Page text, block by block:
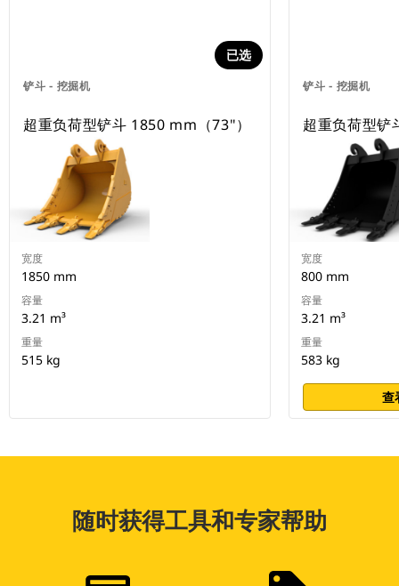
铲斗 - 挖掘机
已选
超重负荷型铲斗 1850 mm（73"）
宽度
1850 mm
容量
3.21 m³
重量
515 kg
铲斗 - 挖掘机
超重负荷型
宽度
800 mm
容量
3.21 m³
重量
583 kg
查
随时获得工具和专家帮助